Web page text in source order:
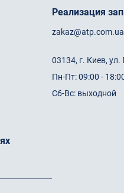
Реализация
zakaz@atp.com.ua
03134, г. Киев,
Пн-Пт: 09:00 -
Сб-Вс: выходной